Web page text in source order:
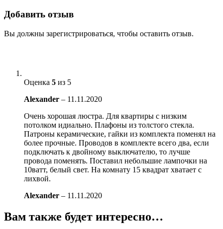
Добавить отзыв
Вы должны зарегистрироваться, чтобы оставить отзыв.
Оценка 5 из 5
Alexander – 11.11.2020
Очень хорошая люстра. Для квартиры с низким
потолком идиально. Плафоны из толстого стекла.
Патроны керамические, гайки из комплекта поменял на
более прочные. Проводов в комплекте всего два, если
подключать к двойному выключателю, то лучше
провода поменять. Поставил небольшие лампочки на
10ватт, белый свет. На комнату 15 квадрат хватает с
лихвой.
Alexander – 11.11.2020
Вам также будет интересно…